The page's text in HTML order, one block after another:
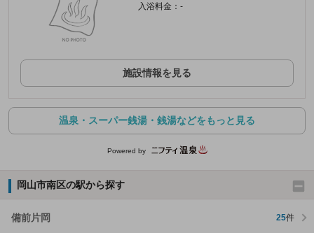
入浴料金：-
施設情報を見る
温泉・スーパー銭湯・銭湯などをもっと見る
Powered by
岡山市南区の駅から探す
備前片岡 25件